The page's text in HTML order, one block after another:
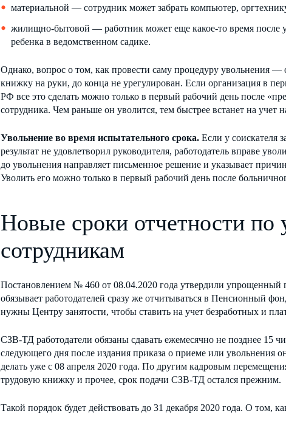
материальной — сотрудник может забрать компьютер,
жилищно-бытовой — работник может еще какое-то время после
ребенка в ведомственном садике.
Однако, вопрос о том, как провести саму процедуру увольнения
книжку на руки, до конца не урегулирован. Если организация в
РФ все это сделать можно только в первый рабочий день после
сотрудника. Чем раньше он уволится, тем быстрее встанет на учет
Увольнение во время испытательного срока. Если у соискателя
результат не удовлетворил руководителя, работодатель вправе
до увольнения направляет письменное решение и указывает
Уволить его можно только в первый рабочий день после
Новые сроки отчетности
сотрудникам
Постановлением № 460 от 08.04.2020 года утвердили упрощенный
обязывает работодателей сразу же отчитываться в Пенсионный
нужны Центру занятости, чтобы ставить на учет безработных и
СЗВ-ТД работодатели обязаны сдавать ежемесячно не позднее 15
следующего дня после издания приказа о приеме или увольнения
делать уже с 08 апреля 2020 года. По другим кадровым
трудовую книжку и прочее, срок подачи СЗВ-ТД остался прежним.
Такой порядок будет действовать до 31 декабря 2020 года. О том,